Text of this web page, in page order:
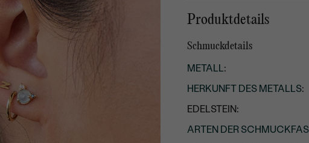
Produktdetails
Schmuckdetails
METALL:
HERKUNFT DES METALLS:
EDELSTEIN:
ARTEN DER